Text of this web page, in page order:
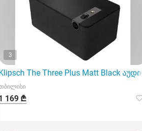
ხარისხის dome ტიპის მოდელი
კლასის აუდიო სისტემა
3
The Three Plus Matt Black
169 ₾